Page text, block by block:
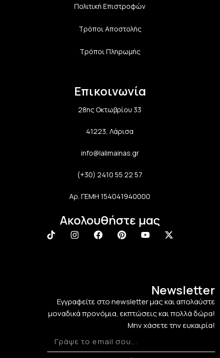
Πολιτική Επιστροφών
Τρόποι Αποστολής
Τρόποι Πληρωμής
Επικοινωνία
28ης Οκτωβρίου 33
41223, Λάρισα
info@lalimainas.gr
(+30) 2410 55 22 57
Αρ. ΓΕΜΗ 154041940000
Ακολουθήστε μας
Newsletter
Εγγραφείτε στο newsletter μας και απολαύστε
μοναδικά προνόμια, εκπτώσεις και πολλά δώρα!
Μην χάσετε την ευκαιρία!